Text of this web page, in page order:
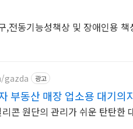
,전동기능성책상 및 장애인용
gazda 광고
부동산 매장 업소용 대기의
콘 원단의 관리가 쉬운 탄탄한